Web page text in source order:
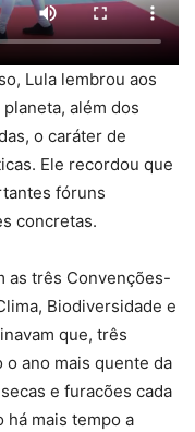
Lula lembrou aos
além dos
o caráter de
Ele recordou que
fóruns
concretas.
as três Convenções-
Biodiversidade e
que, três
ano mais quente da
e furacões cada
há mais tempo a